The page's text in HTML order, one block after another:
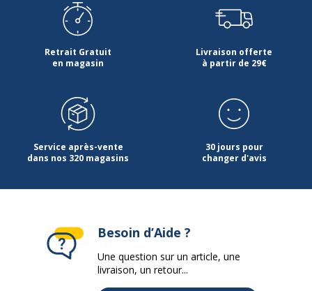
Données logistiques
Données logistiques
Retrait Gratuit
en magasin
Livraison offerte
à partir de 29€
Service après-vente
dans nos 320 magasins
30 jours pour
changer d'avis
Besoin d’Aide ?
Une question sur un article, une
livraison, un retour...